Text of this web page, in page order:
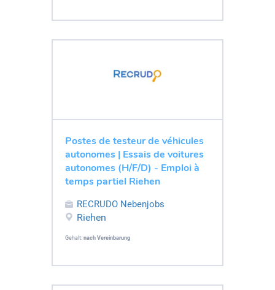
Postes de testeur de véhicules
autonomes | Essais de voitures
autonomes (H/F/D) - Emploi à
temps partiel Riehen
RECRUDO Nebenjobs
Riehen
Gehalt: nach Vereinbarung